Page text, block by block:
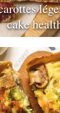
cake